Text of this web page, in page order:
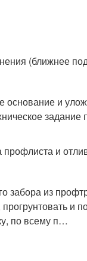
(ближнее
основание и
задание
профлиста и
забора из
и
по всему п…